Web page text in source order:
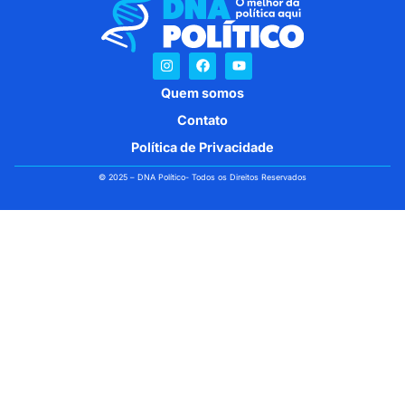
Quem somos
Contato
Política de Privacidade
© 2025 – DNA Político- Todos os Direitos Reservados